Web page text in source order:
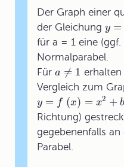
Der Graph einer
der Gleichung y =
für a = 1 eine (ggf.
Normalparabel.
Für a ≠ 1
Vergleich zum
y = f (x) = x2 +
Richtung)
gegebenenfalls
Parabel.